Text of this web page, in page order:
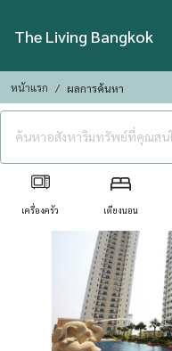
The Living Bangkok
หน้าแรก ผลการค้นหา
เครื่องครัว เตียงนอน